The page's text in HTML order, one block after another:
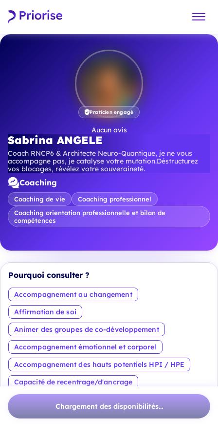
Praticien engagé
Aucun avis
Sabrina ANGELE
Coach RNCP6 & Architecte Neuro-Quantique, je ne vous
accompagne pas, je catalyse votre mutation.Déstructurez
vos blocages, révélez votre souveraineté.
Coaching
Coaching de vie
Coaching professionnel
Coaching orientation professionnelle et bilan de
compétences
Pourquoi consulter ?
Accompagnement au changement
Affirmation de soi
Animer des groupes de co-développement
Accompagnement émotionnel et corporel
Accompagnement des hauts potentiels HPI / HPE
Capacité de recentrage/d'ancrage
Voir plus
À propos
Chargement des disponibilités...